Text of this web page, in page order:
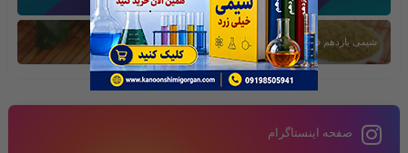
شیمی یازدهم فصل دوم
صفحه اینستاگرام